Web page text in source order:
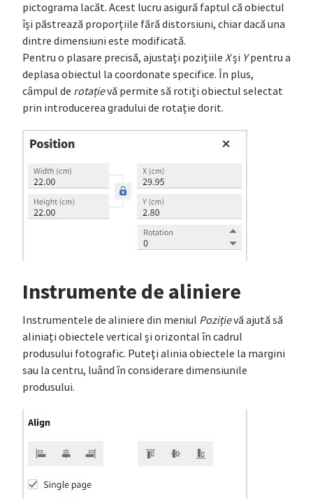
pictograma lacăt. Acest lucru asigură faptul că obiectul
își păstrează proporțiile fără distorsiuni, chiar dacă una
dintre dimensiuni este modificată.
Pentru o plasare precisă, ajustați pozițiile Xși Ypentru a
deplasa obiectul la coordonate specifice. În plus,
câmpul de rotațievă permite să rotiți obiectul selectat
prin introducerea gradului de rotație dorit.
Instrumente de aliniere
Instrumentele de aliniere din meniul Pozițievă ajută să
aliniați obiectele vertical și orizontal în cadrul
produsului fotografic. Puteți alinia obiectele la margini
sau la centru, luând în considerare dimensiunile
produsului.